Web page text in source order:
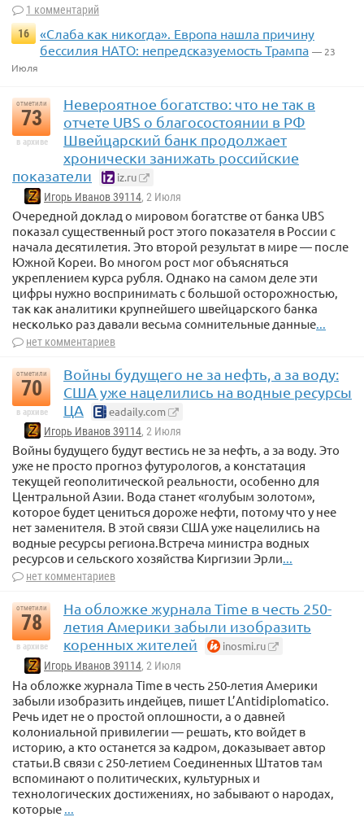
1 комментарий
16
«Слаба как никогда». Европа нашла причину
бессилия НАТО: непредсказуемость Трампа — 23
Июля
отметили
73
в архиве
Невероятное богатство: что не так в
отчете UBS о благосостоянии в РФ
Швейцарский банк продолжает
хронически занижать российские
показатели
iz.ru
Игорь Иванов 39114, 2 Июля
Очередной доклад о мировом богатстве от банка UBS
показал существенный рост этого показателя в России с
начала десятилетия. Это второй результат в мире — после
Южной Кореи. Во многом рост мог объясняться
укреплением курса рубля. Однако на самом деле эти
цифры нужно воспринимать с большой осторожностью,
так как аналитики крупнейшего швейцарского банка
несколько раз давали весьма сомнительные данные...
нет комментариев
отметили
70
в архиве
Войны будущего не за нефть, а за воду:
США уже нацелились на водные ресурсы
ЦА
eadaily.com
Игорь Иванов 39114, 2 Июля
Войны будущего будут вестись не за нефть, а за воду. Это
уже не просто прогноз футурологов, а констатация
текущей геополитической реальности, особенно для
Центральной Азии. Вода станет «голубым золотом»,
которое будет цениться дороже нефти, потому что у нее
нет заменителя. В этой связи США уже нацелились на
водные ресурсы региона.Встреча министра водных
ресурсов и сельского хозяйства Киргизии Эрли...
нет комментариев
отметили
78
в архиве
На обложке журнала Time в честь 250-
летия Америки забыли изобразить
коренных жителей
inosmi.ru
Игорь Иванов 39114, 2 Июля
На обложке журнала Time в честь 250-летия Америки
забыли изобразить индейцев, пишет L’Antidiplomatico.
Речь идет не о простой оплошности, а о давней
колониальной привилегии — решать, кто войдет в
историю, а кто останется за кадром, доказывает автор
статьи.В связи с 250-летием Соединенных Штатов там
вспоминают о политических, культурных и
технологических достижениях, но забывают о народах,
которые